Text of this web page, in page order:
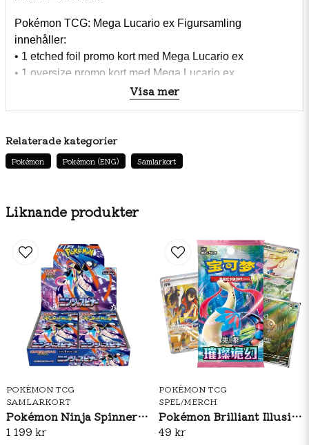
Liknande produkter
POKÉMON TCG
SAMLARKORT
Pokémon Ninja Spinner Booster Box (JP)
1 199 kr
POKÉMON TCG
SPEL/MERCH
Pokémon Brilliant Illusions CSV8C Booster Pack Slim (S-CH)
49 kr
Pokémon TCG: Mega Lucario ex Figursamling
innehåller:
• 1 etched foil promo kort med Mega Lucario ex
• 1 oversize promo kort med Mega Lucario ex
• 1 figur med Mega LucarioVisa mer
Relaterade kategorier
Pokémon Pokémon (ENG) Samlarkort